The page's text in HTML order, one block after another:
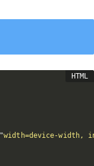
"width=device-width,